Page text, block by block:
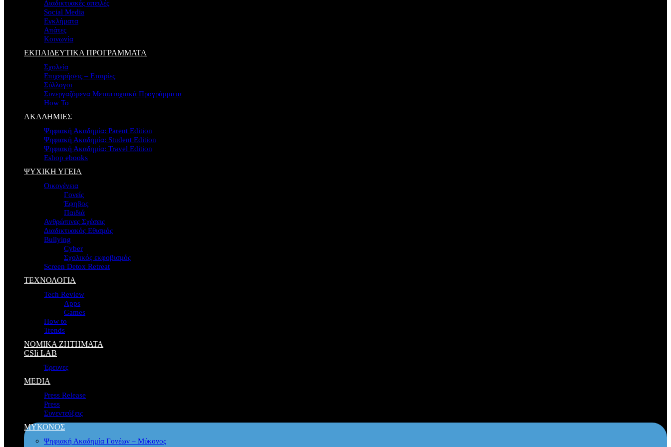
Διαδικτυακές απειλές
Social Media
Εγκλήματα
Απάτες
Κοινωνία
ΕΚΠΑΙΔΕΥΤΙΚΑ ΠΡΟΓΡΑΜΜΑΤΑ
Σχολεία
Επιχειρήσεις – Εταιρίες
Σύλλογοι
Συνεργαζόμενα Μεταπτυχιακά Προγράμματα
How To
ΑΚΑΔΗΜΙΕΣ
Ψηφιακή Ακαδημία: Parent Edition
Ψηφιακή Ακαδημία: Student Edition
Ψηφιακή Ακαδημία: Travel Edition
Eshop ebooks
ΨΥΧΙΚΗ ΥΓΕΙΑ
Οικογένεια
Γονείς
Έφηβος
Παιδιά
Ανθρώπινες Σχέσεις
Διαδικτυακός Εθισμός
Bullying
Cyber
Σχολικός εκφοβισμός
Screen Detox Retreat
ΤΕΧΝΟΛΟΓΙΑ
Tech Review
Apps
Games
How to
Trends
ΝΟΜΙΚΑ ΖΗΤΗΜΑΤΑ
CSIi LAB
Έρευνες
MEDIA
Press Release
Press
Συνεντεύξεις
ΜΥΚΟΝΟΣ
Ψηφιακή Ακαδημία Γονέων – Μύκονος